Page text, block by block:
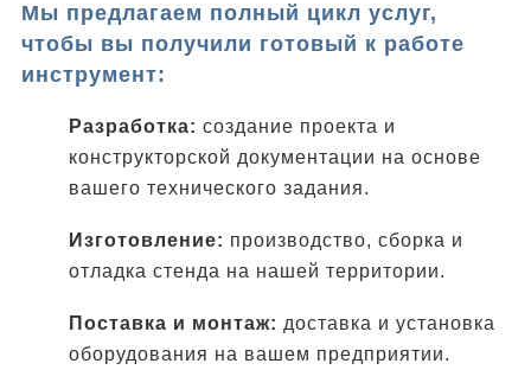
Мы предлагаем полный цикл услуг,
чтобы вы получили готовый к работе
инструмент:
Разработка: создание проекта и
конструкторской документации на основе
вашего технического задания.
Изготовление: производство, сборка и
отладка стенда на нашей территории.
Поставка и монтаж: доставка и установка
оборудования на вашем предприятии.